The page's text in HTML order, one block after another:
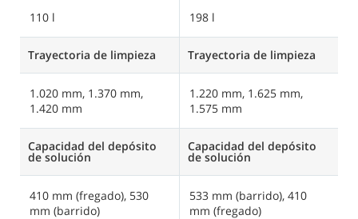
110 l
Trayectoria de limpieza
1.020 mm, 1.370 mm,
1.420 mm
Capacidad del depósito
de solución
410 mm (fregado), 530
mm (barrido)
198 l
Trayectoria de limpieza
1.220 mm, 1.625 mm,
1.575 mm
Capacidad del depósito
de solución
533 mm (barrido), 410
mm (fregado)